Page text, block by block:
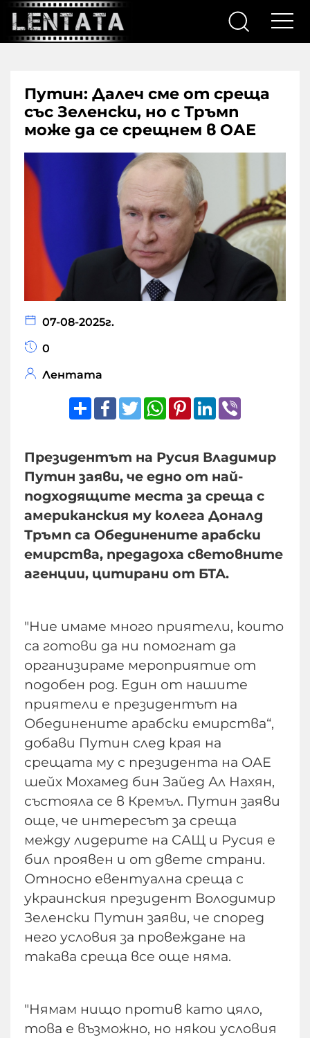
Путин: Далеч сме от среща
със Зеленски, но с Тръмп
може да се срещнем в ОАЕ
07-08-2025г.
0
Лентата
ShareFacebook
TwitterWhatsApp
Pinterest
LinkedIn
Президентът на Русия Владимир
Путин заяви, че едно от най-
подходящите места за среща с
американския му колега Доналд
Тръмп са Обединените арабски
емирства, предадоха световните
агенции, цитирани от БТА.
"Ние имаме много приятели, които
са готови да ни помогнат да
организираме мероприятие от
подобен род. Един от нашите
приятели е президентът на
Обединените арабски емирства“,
добави Путин след края на
срещата му с президента на ОАЕ
шейх Мохамед бин Зайед Ал Нахян,
състояла се в Кремъл. Путин заяви
още, че интересът за среща
между лидерите на САЩ и Русия е
бил проявен и от двете страни.
Относно евентуална среща с
украинския президент Володимир
Зеленски Путин заяви, че според
него условия за провеждане на
такава среща все още няма.
"Нямам нищо против като цяло,
това е възможно, но някои условия